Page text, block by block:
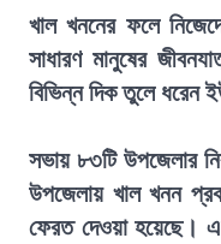
খাল খননের ফলে
সাধারণ মানুষের
বিভিন্ন দিক তুলে ধরেন
সভায় ৮৩টি উপজেলার
উপজেলায় খাল খনন
ফেরত দেওয়া হয়েছে।